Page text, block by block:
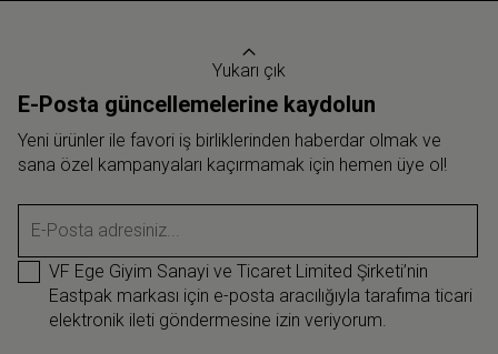
Yukarı çık
E-Posta güncellemelerine kaydolun
Yeni ürünler ile favori iş birliklerinden haberdar olmak ve
sana özel kampanyaları kaçırmamak için hemen üye ol!
E-Posta adresiniz...
VF Ege Giyim Sanayi ve Ticaret Limited Şirketi’nin
Eastpak markası için e-posta aracılığıyla tarafıma ticari
elektronik ileti göndermesine izin veriyorum.